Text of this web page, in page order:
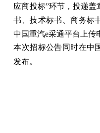
应商投标”环节，投递
书、技术标书、商务标
中国重汽e采通平台上传
本次招标公告同时在中
发布。